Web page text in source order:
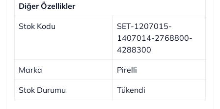
Diğer Özellikler
Stok Kodu
SET-1207015-
1407014-2768800-
4288300
Marka Pirelli
Stok Durumu Tükendi